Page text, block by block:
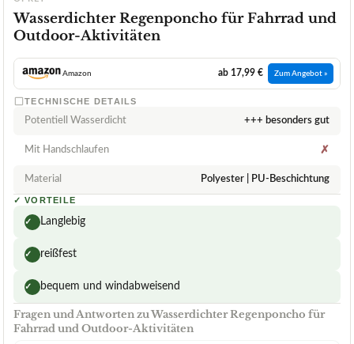
Wasserdichter Regenponcho für Fahrrad und
Outdoor-Aktivitäten
Amazon ab 17,99 € Zum Angebot »
TECHNISCHE DETAILS
Potentiell Wasserdicht +++ besonders gut
Mit Handschlaufen ✗
Material Polyester | PU-Beschichtung
✓ VORTEILE
✓ Langlebig
✓ reißfest
✓ bequem und windabweisend
Fragen und Antworten zu Wasserdichter Regenponcho für
Fahrrad und Outdoor-Aktivitäten